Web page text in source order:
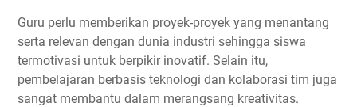
Guru perlu memberikan proyek-proyek yang menantang
serta relevan dengan dunia industri sehingga siswa
termotivasi untuk berpikir inovatif. Selain itu,
pembelajaran berbasis teknologi dan kolaborasi tim juga
sangat membantu dalam merangsang kreativitas.